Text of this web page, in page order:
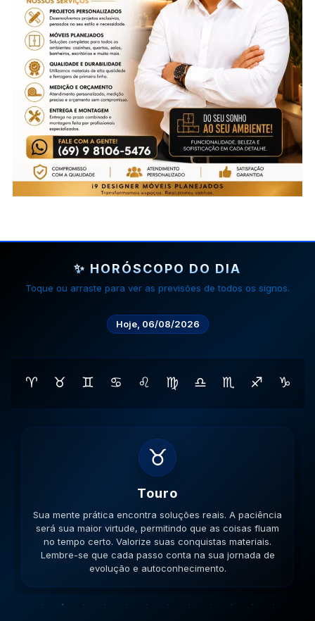
✨ HORÓSCOPO DO DIA
Toque ou arraste para ver as previsões de todos os signos.
Hoje, 06/08/2026
♈ ♉ ♊ ♋ ♌ ♍ ♎ ♏ ♐ ♑
♊
Gemeos
Sua lógica é impecável hoje. A versatilidade é seu
ponto forte; use-a para resolver impasses de forma
criativa. Esteja aberto a novas ideias. Lembre-se que
cada passo conta na sua jornada de evolução e
autoconhecimento.